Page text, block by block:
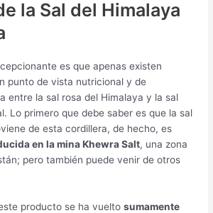
la Sal del Himalaya
es que apenas existen
punto de vista nutricional y de
entre la sal rosa del Himalaya y la sal
Lo primero que debe saber es que la sal
de esta cordillera, de hecho, es
en la mina Khewra Salt, una zona
pero también puede venir de otros
producto se ha vueltosumamente